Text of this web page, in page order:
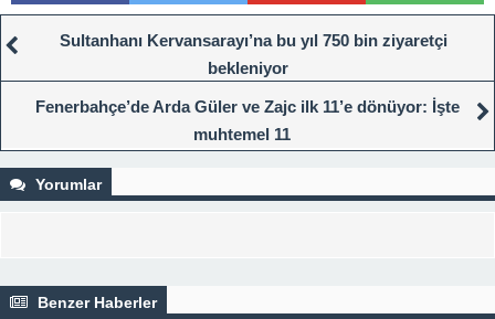
Sultanhanı Kervansarayı’na bu yıl 750 bin ziyaretçi
bekleniyor
Fenerbahçe’de Arda Güler ve Zajc ilk 11’e dönüyor: İşte
muhtemel 11
Yorumlar
Benzer Haberler